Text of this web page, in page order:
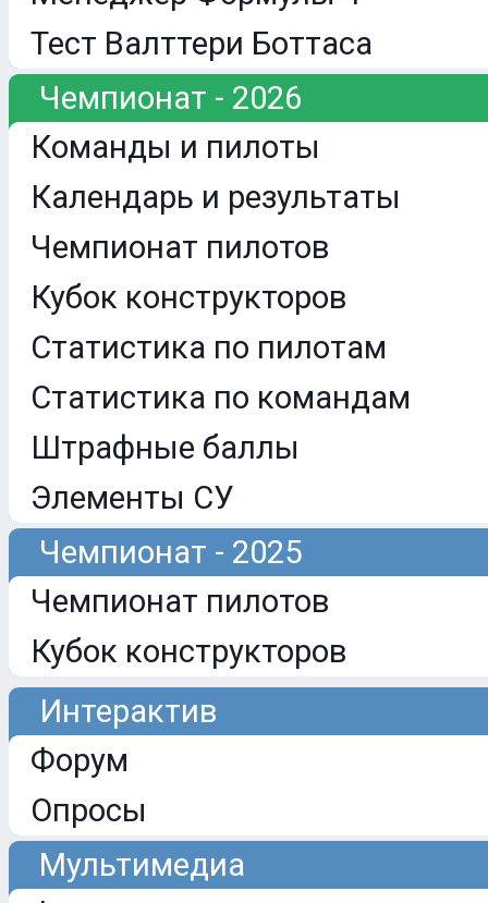
Тест Валттери Боттаса
Чемпионат - 2026
Команды и пилоты
Календарь и результаты
Чемпионат пилотов
Кубок конструкторов
Статистика по пилотам
Статистика по командам
Штрафные баллы
Элементы СУ
Чемпионат - 2025
Чемпионат пилотов
Кубок конструкторов
Интерактив
Форум
Опросы
Мультимедиа